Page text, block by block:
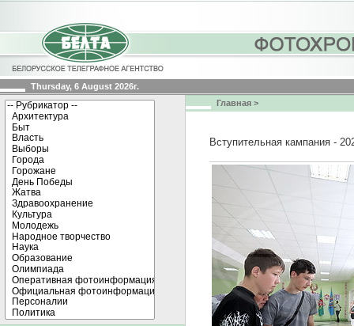
Thursday, 6 August 2026г.
Главная >
Вступительная кампания -